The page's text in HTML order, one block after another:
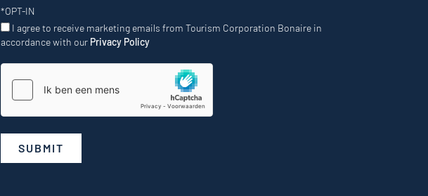
*OPT-IN
I agree to receive marketing emails from Tourism Corporation Bonaire in
accordance with our Privacy Policy
SUBMIT